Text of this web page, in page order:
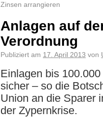
Zinsen arrangieren
Anlagen auf
Verordnung
Publiziert am 17. April 2013 von
Einlagen bis
sicher – so die
Union an die Sparer
der Zypernkrise.